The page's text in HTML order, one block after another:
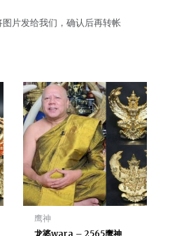
片发给我们，确认后再转帐
鹰神
龙婆wara – 2565鹰神